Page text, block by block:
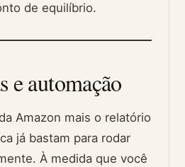
de equilíbrio.
e automação
Amazon mais o relatório
já bastam para rodar
À medida que você